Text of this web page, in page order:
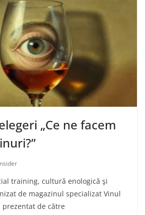
„Ce ne facem
training, cultură enologică şi
de magazinul specializat Vinul
prezentat de către